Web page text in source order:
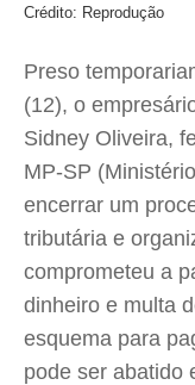
Crédito: Reprodução
Preso
(12), o
Sidney Oliveira,
MP-SP
encerrar um
tributária e
comprometeu a
dinheiro e multa
esquema para
pode ser abatido